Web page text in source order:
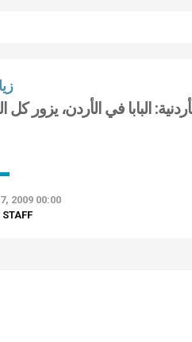
البابا في الأردن، يزور كل
2009 00:00